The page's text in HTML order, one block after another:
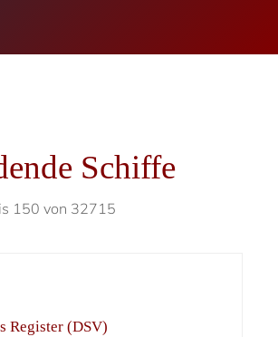
Schiffe
150 von 32715
Register (DSV)